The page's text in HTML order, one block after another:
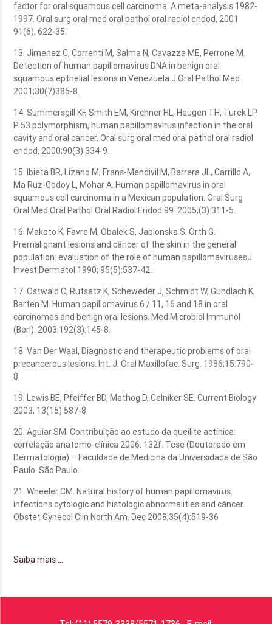
factor for oral squamous cell carcinoma: A meta-analysis 1982-
1997. Oral surg oral med oral pathol oral radiol endod, 2001
91(6), 622-35.
13. Jimenez C, Correnti M, Salma N, Cavazza ME, Perrone M.
Detection of human papillomavirus DNA in benign oral
squamous epthelial lesions in Venezuela.J Oral Pathol Med
2001;30(7)385-8.
14. Summersgill KF, Smith EM, Kirchner HL, Haugen TH, Turek LP.
P 53 polymorphism, human papillomavirus infection in the oral
cavity and oral cancer. Oral surg oral med oral pathol oral radiol
endod, 2000;90(3) 334-9.
15. Ibieta BR, Lizano M, Frans-Mendivil M, Barrera JL, Carrillo A,
Ma Ruz-Godoy L, Mohar A. Human papillomavirus in oral
squamous cell carcinoma in a Mexican population. Oral Surg
Oral Med Oral Pathol Oral Radiol Endod 99. 2005;(3):311-5.
16. Makoto K, Favre M, Obalek S, Jablonska S. Orth G.
Premalignant lesions and câncer of the skin in the general
population: evaluation of the role of human papillomavirusesJ
Invest Dermatol 1990; 95(5):537-42.
17. Ostwald C, Rutsatz K, Scheweder J, Schmidt W, Gundlach K,
Barten M. Human papillomavirus 6 / 11, 16 and 18 in oral
carcinomas and benign oral lesions. Med Microbiol Immunol
(Berl). 2003;192(3):145-8.
18. Van Der Waal, Diagnostic and therapeutic problems of oral
precancerous lesions. Int. J. Oral Maxillofac. Surg. 1986;15:790-
8.
19. Lewis BE, Pfeiffer BD, Mathog D, Celniker SE. Current Biology
2003; 13(15):587-8.
20. Aguiar SM. Contribuição ao estudo da queilite actínica:
correlação anatomo-clínica 2006. 132f. Tese (Doutorado em
Dermatologia) – Faculdade de Medicina da Universidade de São
Paulo. São Paulo.
21. Wheeler CM. Natural history of human papillomavirus
infections cytologic and histologic abnormalities and cáncer.
Obstet Gynecol Clin North Am. Dec 2008;35(4):519-36
Saiba mais …